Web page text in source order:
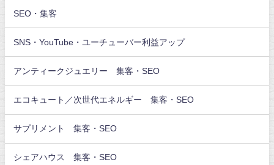
SEO・集客
SNS・YouTube・ユーチューバー利益アップ
アンティークジュエリー 集客・SEO
エコキュート／次世代エネルギー 集客・SEO
サプリメント 集客・SEO
シェアハウス 集客・SEO